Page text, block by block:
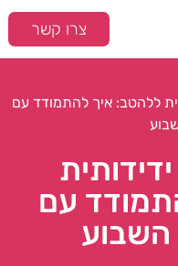
צרו קשר
ללהטב: איך להתמודד עם
עם
השבוע